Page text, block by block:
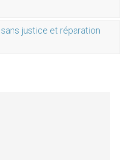
justice et réparation